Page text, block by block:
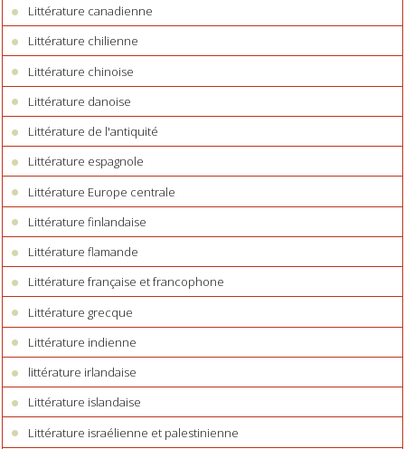
Littérature canadienne
Littérature chilienne
Littérature chinoise
Littérature danoise
Littérature de l'antiquité
Littérature espagnole
Littérature Europe centrale
Littérature finlandaise
Littérature flamande
Littérature française et francophone
Littérature grecque
Littérature indienne
littérature irlandaise
Littérature islandaise
Littérature israélienne et palestinienne